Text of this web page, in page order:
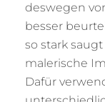
deswegen
besser
so stark
malerische
Dafür